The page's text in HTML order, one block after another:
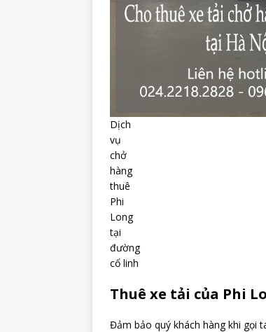
Dịch
vụ
chở
hàng
thuê
Phi
Long
tại
đường
cổ linh
Thuê xe tải của Phi
Đảm bảo quý khách hàng khi gọi